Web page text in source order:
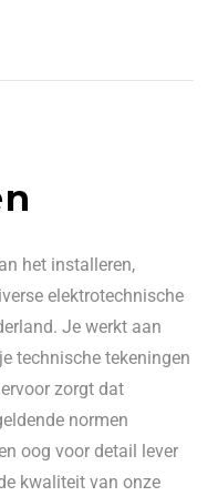
het installeren,
elektrotechnische
Je werkt aan
technische tekeningen
zorgt dat
normen
oog voor detail lever
kwaliteit van onze